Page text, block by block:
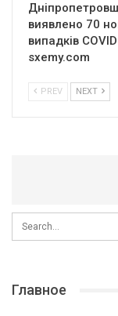
виявлено 70
випадків
sxemy.com
PREV NEXT
Главное